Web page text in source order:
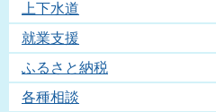
上下水道
就業支援
ふるさと納税
各種相談